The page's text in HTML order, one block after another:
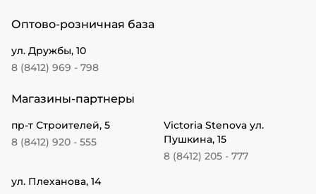
Оптово-розничная база
ул. Дружбы, 10
8 (8412) 969 - 798
Магазины-партнеры
пр-т Строителей, 5
8 (8412) 920 - 555
Victoria Stenova ул.
Пушкина, 15
8 (8412) 205 - 777
ул. Плеханова, 14